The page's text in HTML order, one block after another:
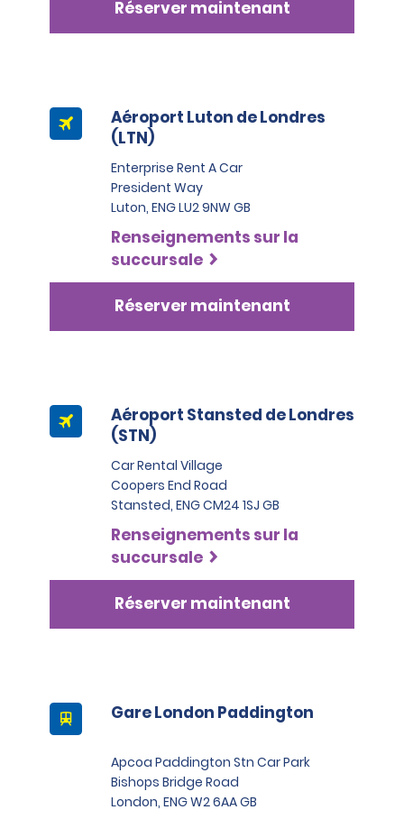
un contrôle d’identité avec une organisation externe.
Réserver maintenant
Aéroport Luton de Londres
(LTN)
Enterprise Rent A Car
President Way
Luton, ENG LU2 9NW GB
Renseignements sur la
succursale
Réserver maintenant
Aéroport Stansted de Londres
(STN)
Car Rental Village
Coopers End Road
Stansted, ENG CM24 1SJ GB
Renseignements sur la
succursale
Réserver maintenant
Gare London Paddington
Apcoa Paddington Stn Car Park
Bishops Bridge Road
London, ENG W2 6AA GB